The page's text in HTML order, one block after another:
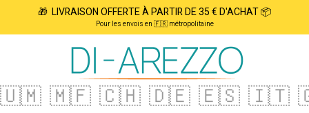
🎁 LIVRAISON OFFERTE À PARTIR DE 35 € D'ACHAT 📦
Pour les envois en 🇫🇷 métropolitaine
🇺🇲 🇲🇫 🇨🇭 🇩🇪 🇪🇸 🇮🇹